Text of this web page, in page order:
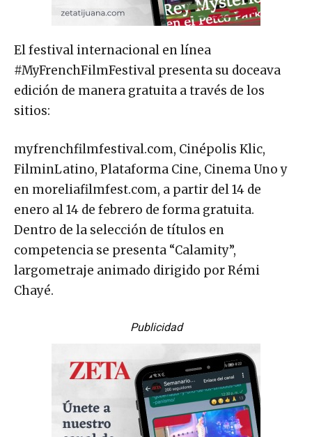
El festival internacional en línea
#MyFrenchFilmFestival presenta su doceava
edición de manera gratuita a través de los
sitios:
myfrenchfilmfestival.com, Cinépolis Klic,
FilminLatino, Plataforma Cine, Cinema Uno y
en moreliafilmfest.com, a partir del 14 de
enero al 14 de febrero de forma gratuita.
Dentro de la selección de títulos en
competencia se presenta “Calamity”,
largometraje animado dirigido por Rémi
Chayé.
Publicidad